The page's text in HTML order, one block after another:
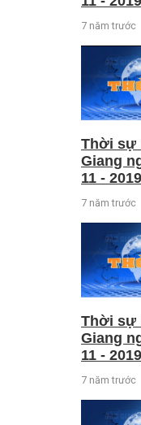
7 năm trước
Thời sự
Giang
11 - 2019
7 năm trước
Thời sự
Giang
11 - 2019
7 năm trước